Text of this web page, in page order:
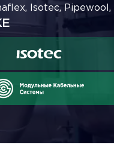
Isotec, Pipewool,